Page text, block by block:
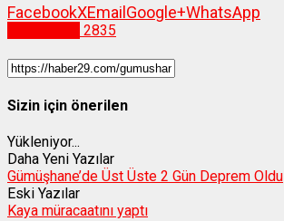
FacebookXEmail Google+WhatsApp
2835
Sizin için önerilen
Yükleniyor...
Daha Yeni Yazılar
Gümüşhane’de Üst Üste 2 Gün Deprem Oldu
Eski Yazılar
Kaya müracaatını yaptı